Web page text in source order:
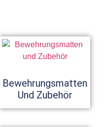
Bewehrungsmatten
Und Zubehör